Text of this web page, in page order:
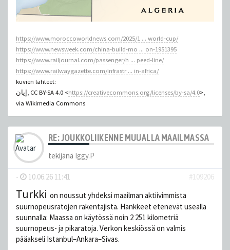
https://www.moroccoworldnews.com/2025/1 ... world-cup/
https://www.newsweek.com/china-build-mo ... on-1951395
https://www.railjournal.com/passenger/h ... peed-line/
https://www.railwaygazette.com/infrastr ... in-africa/
kuvien lähteet:
إيان, CC BY-SA 4.0 <https://creativecommons.org/licenses/by-sa/4.0>,
via Wikimedia Commons
RE: JOUKKOLIIKENNE MUUALLA MAAILMASSA
tekijänä Iggy.P
- 10.06.26 11:41 #109206
Turkki on noussut yhdeksi maailman aktiivimmista
suurnopeusratojen rakentajista. Hankkeet etenevät usealla
suunnalla: Maassa on käytössä noin 2 251 kilometriä
suurnopeus- ja pikaratoja. Verkon keskiössä on valmis
pääakseli Istanbul–Ankara–Sivas.